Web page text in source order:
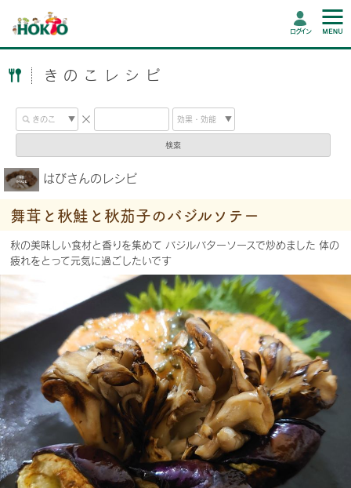
ログイン
きのこレシピ
検索
はびさんのレシピ
舞茸と秋鮭と秋茄子のバジルソテー
秋の美味しい食材と香りを集めて バジルバターソースで炒めました 体の
疲れをとって元気に過ごしたいです